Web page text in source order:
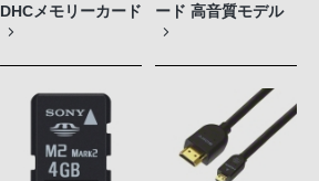
DHCメモリーカード
ード 高音質モデル